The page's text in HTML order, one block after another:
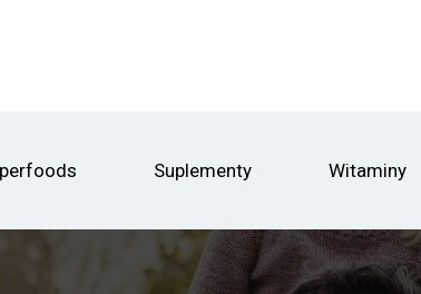
Suplementy Witaminy